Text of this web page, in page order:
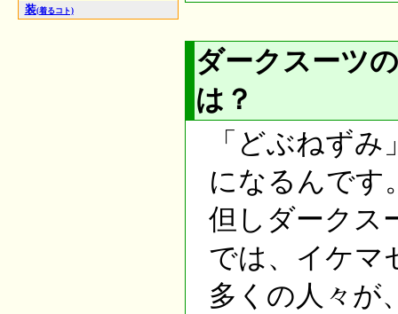
装(着るコト)
ダークスーツ
は？
「どぶねず
になるんです
但しダークス
では、イケマ
多くの人々が